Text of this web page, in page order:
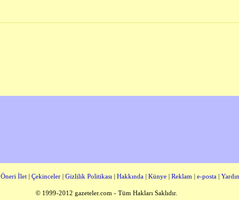
Öneri İlet| Çekinceler| Gizlilik Politikası | Hakkında| Künye| Reklam | e-posta|
© 1999-2012 gazeteler.com - Tüm Hakları Saklıdır.